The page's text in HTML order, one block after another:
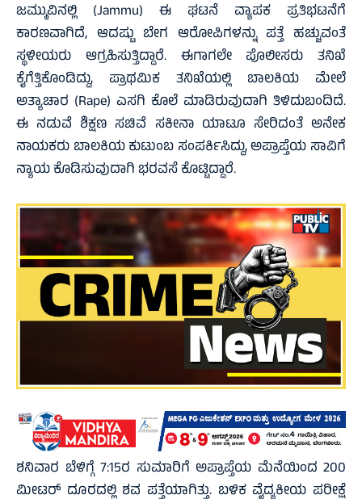
ಜಮ್ಮುವಿನಲ್ಲಿ (Jammu) ಈ ಘಟನೆ ವ್ಯಾಪಕ ಪ್ರತಿಭಟನೆಗೆ
ಕಾರಣವಾಗಿದೆ, ಆದಷ್ಟು ಬೇಗ ಆರೋಪಿಗಳನ್ನು ಪತ್ತೆ ಹಚ್ಚುವಂತೆ
ಸ್ಥಳೀಯರು ಆಗ್ರಹಿಸುತ್ತಿದ್ದಾರೆ. ಈಗಾಗಲೇ ಪೊಲೀಸರು ತನಿಖೆ
ಕೈಗೆತ್ತಿಕೊಂಡಿದ್ದು, ಪ್ರಾಥಮಿಕ ತನಿಖೆಯಲ್ಲಿ ಬಾಲಕಿಯ ಮೇಲೆ
ಅತ್ಯಾಚಾರ (Rape) ಎಸಗಿ ಕೊಲೆ ಮಾಡಿರುವುದಾಗಿ ತಿಳಿದುಬಂದಿದೆ.
ಈ ನಡುವೆ ಶಿಕ್ಷಣ ಸಚಿವೆ ಸಕೀನಾ ಯಾಟೂ ಸೇರಿದಂತೆ ಅನೇಕ
ನಾಯಕರು ಬಾಲಕಿಯ ಕುಟುಂಬ ಸಂಪರ್ಕಿಸಿದ್ದು, ಅಪ್ರಾಪ್ತೆಯ ಸಾವಿಗೆ
ನ್ಯಾಯ ಕೊಡಿಸುವುದಾಗಿ ಭರವಸೆ ಕೊಟ್ಟಿದ್ದಾರೆ.
ಶನಿವಾರ ಬೆಳಿಗ್ಗೆ 7:15ರ ಸುಮಾರಿಗೆ ಅಪ್ರಾಪ್ತೆಯ ಮೆನೆಯಿಂದ 200
ಮೀಟರ್ ದೂರದಲ್ಲಿ ಶವ ಪತ್ತೆಯಾಗಿತ್ತು. ಬಳಿಕ ವೈದ್ಯಕೀಯ ಪರೀಕ್ಷೆ